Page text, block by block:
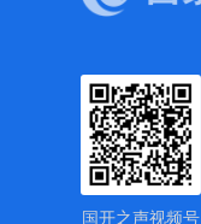
国开之声视频号